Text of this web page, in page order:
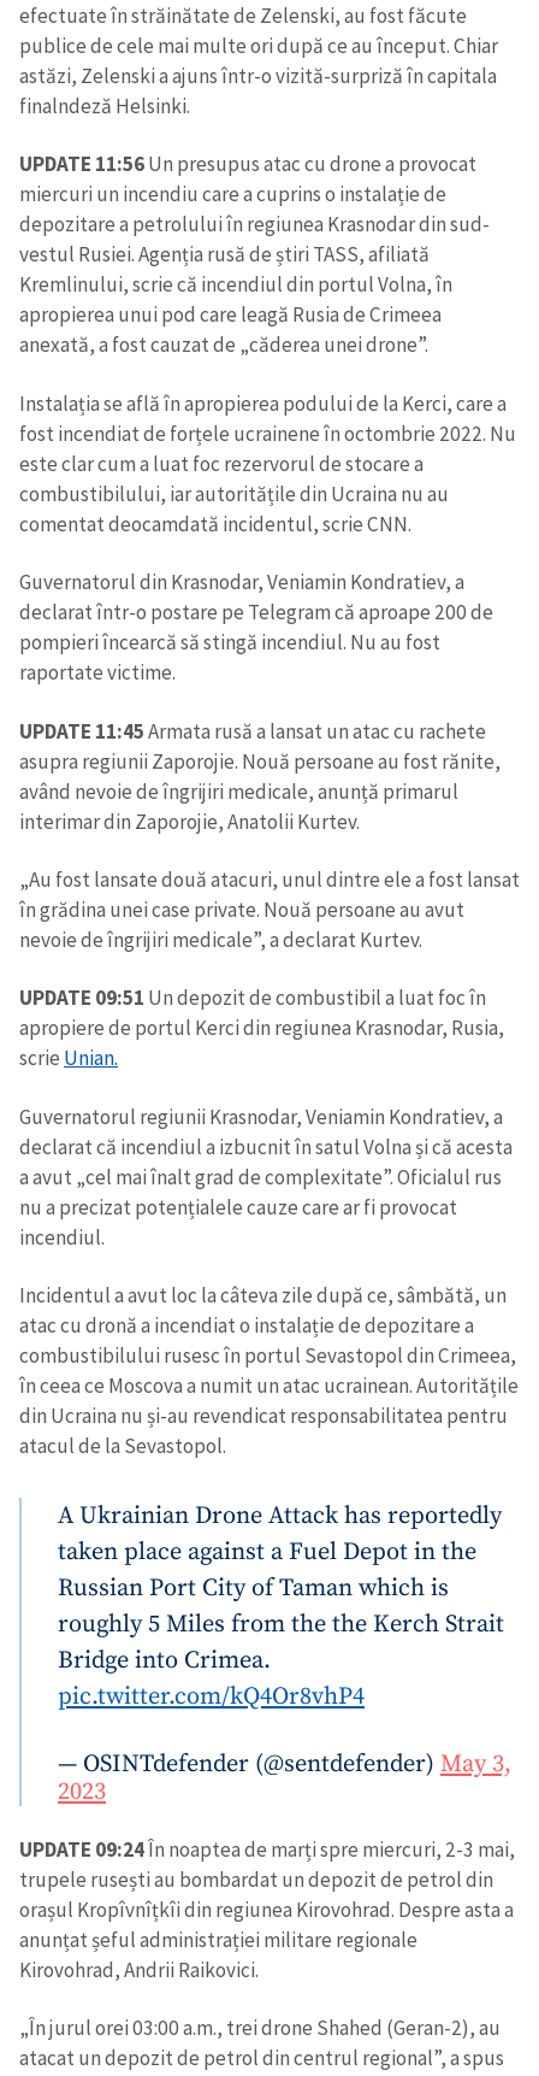
efectuate în străinătate de Zelenski, au fost făcute
publice de cele mai multe ori după ce au început. Chiar
astăzi, Zelenski a ajuns într-o vizită-surpriză în capitala
finalndeză Helsinki.
UPDATE 11:56Un presupus atac cu drone a provocat
miercuri un incendiu care a cuprins o instalație de
depozitare a petrolului în regiunea Krasnodar din sud-
vestul Rusiei. Agenția rusă de știri TASS, afiliată
Kremlinului, scrie că incendiul din portul Volna, în
apropierea unui pod care leagă Rusia de Crimeea
anexată, a fost cauzat de „căderea unei drone”.
Instalația se află în apropierea podului de la Kerci, care a
fost incendiat de forțele ucrainene în octombrie 2022. Nu
este clar cum a luat foc rezervorul de stocare a
combustibilului, iar autoritățile din Ucraina nu au
comentat deocamdată incidentul, scrie CNN.
Guvernatorul din Krasnodar, Veniamin Kondratiev, a
declarat într-o postare pe Telegram că aproape 200 de
pompieri încearcă să stingă incendiul. Nu au fost
raportate victime.
UPDATE 11:45Armata rusă a lansat un atac cu rachete
asupra regiunii Zaporojie. Nouă persoane au fost rănite,
având nevoie de îngrijiri medicale, anunță primarul
interimar din Zaporojie, Anatolii Kurtev.
„Au fost lansate două atacuri, unul dintre ele a fost lansat
în grădina unei case private. Nouă persoane au avut
nevoie de îngrijiri medicale”, a declarat Kurtev.
UPDATE 09:51 Un depozit de combustibil a luat foc în
apropiere de portul Kerci din regiunea Krasnodar, Rusia,
scrie Unian.
Guvernatorul regiunii Krasnodar, Veniamin Kondratiev, a
declarat că incendiul a izbucnit în satul Volna și că acesta
a avut „cel mai înalt grad de complexitate”. Oficialul rus
nu a precizat potențialele cauze care ar fi provocat
incendiul.
Incidentul a avut loc la câteva zile după ce, sâmbătă, un
atac cu dronă a incendiat o instalație de depozitare a
combustibilului rusesc în portul Sevastopol din Crimeea,
în ceea ce Moscova a numit un atac ucrainean. Autoritățile
din Ucraina nu și-au revendicat responsabilitatea pentru
atacul de la Sevastopol.
A Ukrainian Drone Attack has reportedly
taken place against a Fuel Depot in the
Russian Port City of Taman which is
roughly 5 Miles from the the Kerch Strait
Bridge into Crimea.
pic.twitter.com/kQ4Or8vhP4
— OSINTdefender (@sentdefender) May 3,
2023
UPDATE 09:24În noaptea de marți spre miercuri, 2-3 mai,
trupele rusești au bombardat un depozit de petrol din
orașul Kropîvnîțkîi din regiunea Kirovohrad. Despre asta a
anunțat șeful administrației militare regionale
Kirovohrad, Andrii Raikovici.
„În jurul orei 03:00 a.m., trei drone Shahed (Geran-2), au
atacat un depozit de petrol din centrul regional”, a spus